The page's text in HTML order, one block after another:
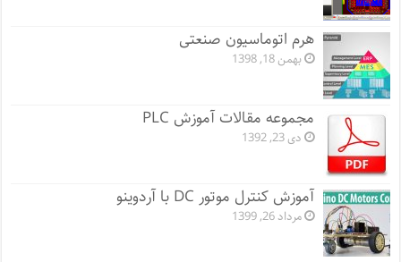
هرم اتوماسیون صنعتی
بهمن 18, 1398
مجموعه مقالات آموزش PLC
دی 23, 1392
آموزش کنترل موتور DC با آردوینو
مرداد 26, 1399